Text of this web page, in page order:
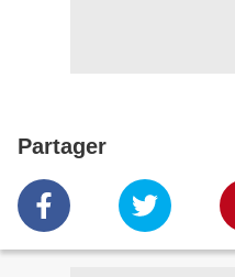
Partager